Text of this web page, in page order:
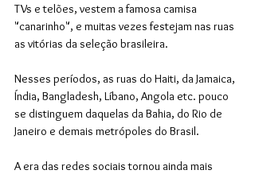
TVs e telões, vestem a famosa camisa
"canarinho", e muitas vezes festejam nas ruas
as vitórias da seleção brasileira.
Nesses períodos, as ruas do Haiti, da Jamaica,
Índia, Bangladesh, Líbano, Angola etc. pouco
se distinguem daquelas da Bahia, do Rio de
Janeiro e demais metrópoles do Brasil.
A era das redes sociais tornou ainda mais